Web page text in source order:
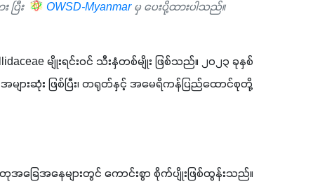
ပြီး OWSD-Myanmar မှ ပေးပို့ထားပါသည်။
မျိုးရင်းဝင် သီးနှံတစ်မျိုး ဖြစ်သည်။ ၂၀၂၃ ခုနှစ်
းဆုံး ဖြစ်ပြီး၊ တရုတ်နှင့် အမေရိကန်ပြည်ထောင်စုတို့
ြေအနေများတွင် ကောင်းစွာ စိုက်ပျိုးဖြစ်ထွန်းသည်။